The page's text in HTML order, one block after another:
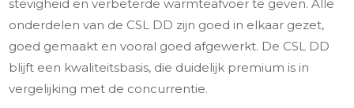
stevigheid en verbeterde warmteafvoer te geven. Alle
onderdelen van de CSL DD zijn goed in elkaar gezet,
goed gemaakt en vooral goed afgewerkt. De CSL DD
blijft een kwaliteitsbasis, die duidelijk premium is in
vergelijking met de concurrentie.